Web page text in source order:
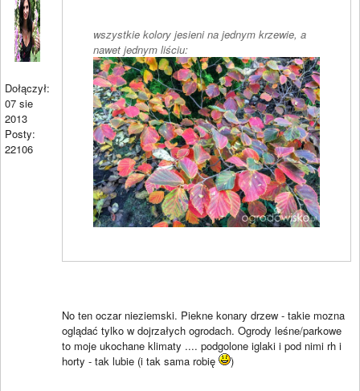
Dołączył:
07 sie
2013
Posty:
22106
wszystkie kolory jesieni na jednym krzewie, a
nawet jednym liściu:
No ten oczar nieziemski. Piekne konary drzew - takie mozna
oglądać tylko w dojrzałych ogrodach. Ogrody leśne/parkowe
to moje ukochane klimaty .... podgolone iglaki i pod nimi rh i
horty - tak lubie (i tak sama robię
)